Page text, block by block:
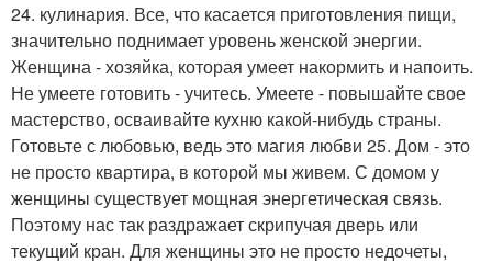
24. кулинария. Все, что касается приготовления пищи,
значительно поднимает уровень женской энергии.
Женщина - хозяйка, которая умеет накормить и напоить.
Не умеете готовить - учитесь. Умеете - повышайте свое
мастерство, осваивайте кухню какой-нибудь страны.
Готовьте с любовью, ведь это магия любви 25. Дом - это
не просто квартира, в которой мы живем. С домом у
женщины существует мощная энергетическая связь.
Поэтому нас так раздражает скрипучая дверь или
текущий кран. Для женщины это не просто недочеты,